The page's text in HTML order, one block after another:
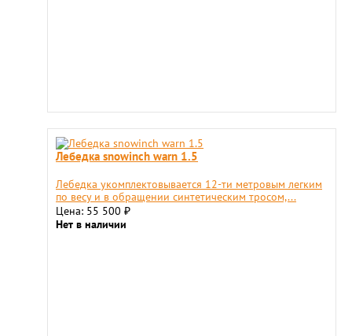
Лебедка snowinch warn 1.5
Лебедка укомплектовывается 12-ти метровым легким
по весу и в обращении синтетическим тросом,...
Цена: 55 500 ₽
Нет в наличии